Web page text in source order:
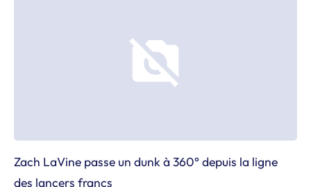
Zach LaVine passe un dunk à 360° depuis la ligne
des lancers francs